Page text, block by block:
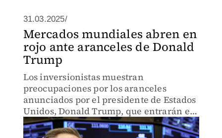
31.03.2025/
Mercados mundiales abren en
rojo ante aranceles de Donald
Trump
Los inversionistas muestran
preocupaciones por los aranceles
anunciados por el presidente de Estados
Unidos, Donald Trump, que entrarán en
vigor el próximo 2 de abril.